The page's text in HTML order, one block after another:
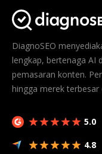
DiagnoSEO
lengkap, bertenaga AI
pemasaran konten.
hingga merek
5.0
4.8